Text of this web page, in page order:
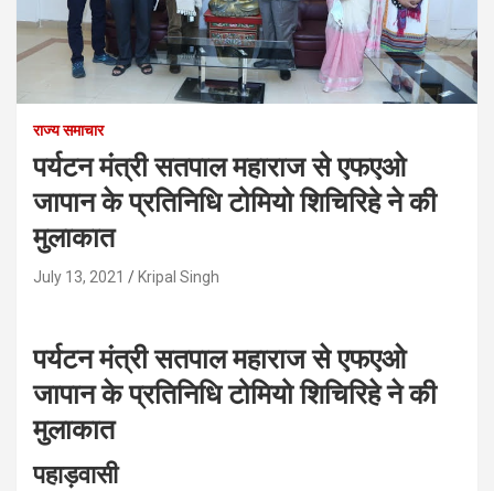
राज्य समाचार
पर्यटन मंत्री सतपाल महाराज से एफएओ
जापान के प्रतिनिधि टोमियो शिचिरिहे ने की
मुलाकात
July 13, 2021 Kripal Singh
पर्यटन मंत्री सतपाल महाराज से एफएओ
जापान के प्रतिनिधि टोमियो शिचिरिहे ने की
मुलाकात
पहाड़वासी